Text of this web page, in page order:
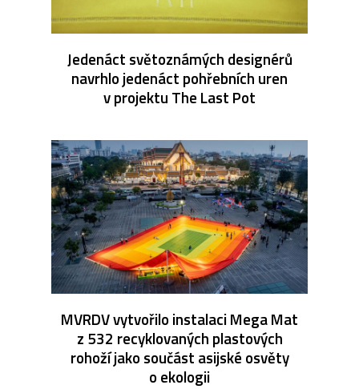
Jedenáct světoznámých designérů
navrhlo jedenáct pohřebních uren
v projektu The Last Pot
MVRDV vytvořilo instalaci Mega Mat
z 532 recyklovaných plastových
rohoží jako součást asijské osvěty
o ekologii